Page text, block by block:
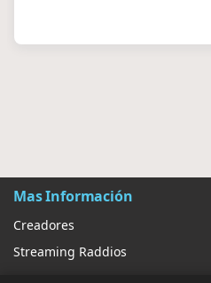
Mas Información
Creadores
Streaming Raddios